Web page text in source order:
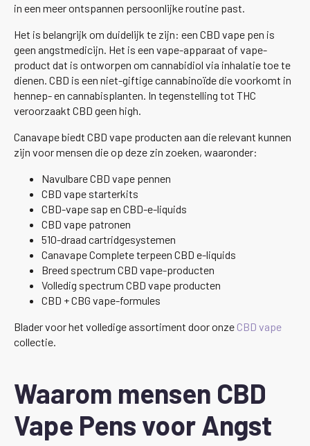
in een meer ontspannen persoonlijke routine past.
Het is belangrijk om duidelijk te zijn: een CBD vape pen is
geen angstmedicijn. Het is een vape-apparaat of vape-
product dat is ontworpen om cannabidiol via inhalatie toe te
dienen. CBD is een niet-giftige cannabinoïde die voorkomt in
hennep- en cannabisplanten. In tegenstelling tot THC
veroorzaakt CBD geen high.
Canavape biedt CBD vape producten aan die relevant kunnen
zijn voor mensen die op deze zin zoeken, waaronder:
Navulbare CBD vape pennen
CBD vape starterkits
CBD-vape sap en CBD-e-liquids
CBD vape patronen
510-draad cartridgesystemen
Canavape Complete terpeen CBD e-liquids
Breed spectrum CBD vape-producten
Volledig spectrum CBD vape producten
CBD + CBG vape-formules
Blader voor het volledige assortiment door onze CBD vape
collectie.
Waarom mensen CBD
Vape Pens voor Angst